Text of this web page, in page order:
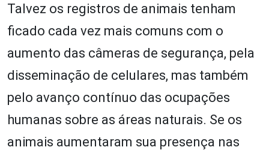
Talvez os registros de animais tenham
ficado cada vez mais comuns com o
aumento das câmeras de segurança, pela
disseminação de celulares, mas também
pelo avanço contínuo das ocupações
humanas sobre as áreas naturais. Se os
animais aumentaram sua presença nas